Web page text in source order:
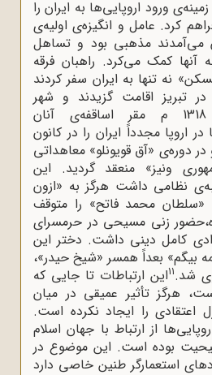
ورود اروپایی‌ها به ایران را
کرد. عامل و انگیزه‌ی اولیه‌ی
می‌آمدند مذهبی بود و تساهل
آنها کمک می‌کرد. راهبان فرقه
نه تنها به ایران سفر کردند
در تبریز اقامت گزیدند و شهر
سلطانیه، در سال 1318 م مقر اساقفه‌ی آنان
اروپا مجدداً ایران را در کانون
دوره‌ی «آق قویونلو» معاهداتی
ونیز» منعقد گردید. این
نظامی داشت هرگز به «ازون
محمد فاتح» را متوقف
زنی مسیحی در حرمسرای
کامل دینی داشت. دختر این
بیگم» بعداً همسر «شیخ حیدر»،
شد.11این ارتباطات تا جایی که
هرگز تأثیر عمیقی در میان
اعتقادی را ایجاد نکرده است.
از ارتباط با جهان اسلام
بوده است. این موضوع در
استعمارگر طنین خاصی دارد